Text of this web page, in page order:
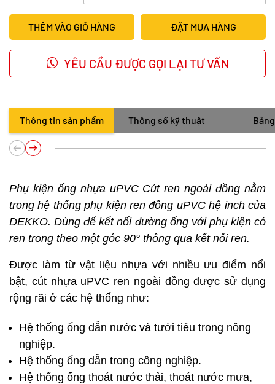
THÊM VÀO GIỎ HÀNG ĐẶT MUA HÀNG
YÊU CẦU ĐƯỢC GỌI LẠI TƯ VẤN
Thông tin sản phẩm Thông số kỹ thuật
Phụ kiện ống nhựa uPVC Cút ren ngoài đồng nằm
trong hệ thống phụ kiện ren đồng uPVC hệ inch của
DEKKO. Dùng để kết nối đường ống với phụ kiện có
ren trong theo một góc 90° thông qua kết nối ren.
Được làm từ vật liệu nhựa với nhiều ưu điểm nổi
bật, cút nhựa uPVC ren ngoài đồng được sử dụng
rộng rãi ở các hệ thống như:
Hệ thống ống dẫn nước và tưới tiêu trong nông
nghiệp.
Hệ thống ống dẫn trong công nghiệp.
Hệ thống ống thoát nước thải, thoát nước mưa,